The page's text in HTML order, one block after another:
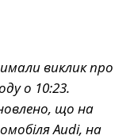
виклик про
о 10:23.
що на
Audi, на